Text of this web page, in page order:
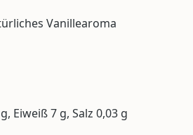
Vanillearoma
Eiweiß 7 g, Salz 0,03 g